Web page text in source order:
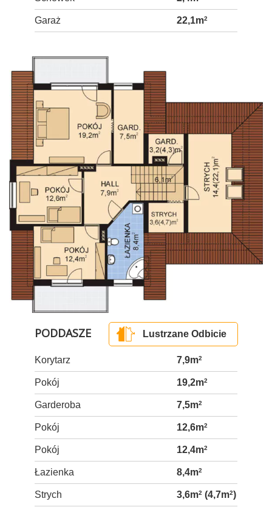
Garaż 22,1m2
PODDASZE Lustrzane Odbicie
Korytarz 7,9m2
Pokój 19,2m2
Garderoba 7,5m2
Pokój 12,6m2
Pokój 12,4m2
Łazienka 8,4m2
Strych 3,6m2(4,7m2)